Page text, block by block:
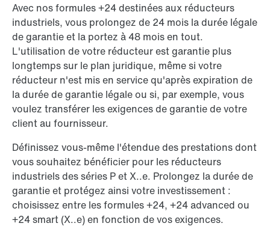
Avec nos formules +24 destinées aux réducteurs
industriels, vous prolongez de 24 mois la durée légale
de garantie et la portez à 48 mois en tout.
L'utilisation de votre réducteur est garantie plus
longtemps sur le plan juridique, même si votre
réducteur n'est mis en service qu'après expiration de
la durée de garantie légale ou si, par exemple, vous
voulez transférer les exigences de garantie de votre
client au fournisseur.
Définissez vous-même l'étendue des prestations dont
vous souhaitez bénéficier pour les réducteurs
industriels des séries P et X..e. Prolongez la durée de
garantie et protégez ainsi votre investissement :
choisissez entre les formules +24, +24 advanced ou
+24 smart (X..e) en fonction de vos exigences.